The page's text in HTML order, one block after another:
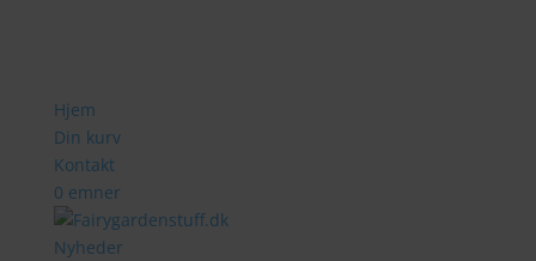
Hjem
Din kurv
Kontakt
0 emner
Nyheder